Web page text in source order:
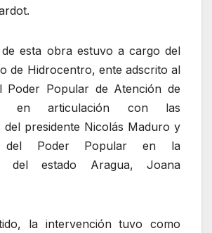
de esta obra estuvo a cargo del
de Hidrocentro, ente adscrito al
Poder Popular de Atención de
en articulación con las
del presidente Nicolás Maduro y
Poder Popular en la
del estado Aragua, Joana
la intervención tuvo como